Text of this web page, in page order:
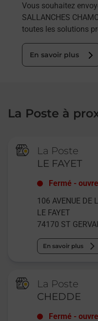
Vous souhaitez
SALLANCHES
toutes les solutions
En savoir plus
La Poste à
La Poste
LE FAYET
Fermé -
106 AVENUE DE
LE FAYET
74170 ST
En savoir plus
La Poste
CHEDDE
Fermé -